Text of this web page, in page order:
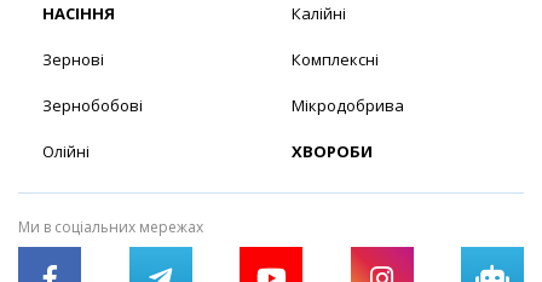
НАСІННЯ
Зернові
Зернобобові
Олійні
Калійні
Комплексні
Мікродобрива
ХВОРОБИ
Ми в соціальних мережах